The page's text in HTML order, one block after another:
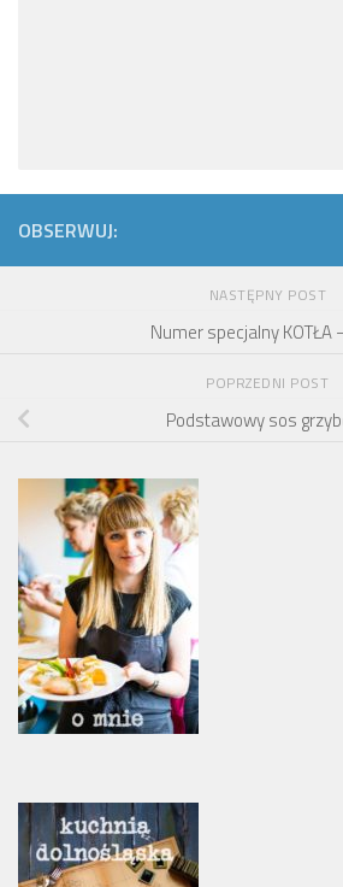
OBSERWUJ:
NASTĘPNY POST
Numer specjalny KOTŁA
POPRZEDNI POST
Podstawowy sos